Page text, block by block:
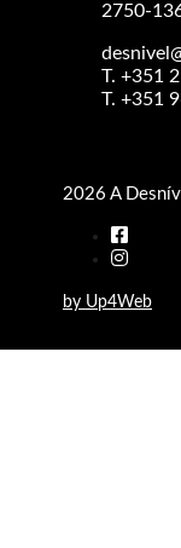
2750-
T. +351
T. +351
2026 A
by Up4Web